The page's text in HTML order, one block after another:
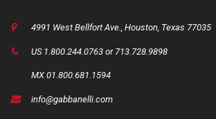
4991 West Bellfort Ave., Houston, Texas 77035
US 1.800.244.0763 or 713.728.9898
MX 01.800.681.1594
info@gabbanelli.com